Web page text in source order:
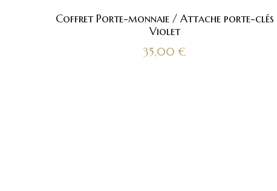
Coffret Porte-monnaie / Attache porte-clés
Violet
35,00 €